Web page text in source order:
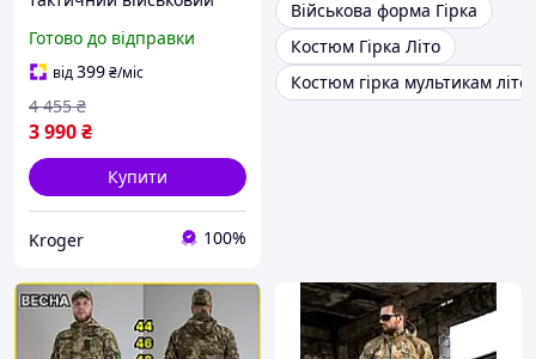
піксель ЗСУ на флісі з
капюшоном
Готово до відправки
від399₴/міс
3 990₴
4 455 ₴
Купити
Kroger 100%
Військова форма Гірка
Костюм Гірка Літо
Костюм гірка мультикам літо